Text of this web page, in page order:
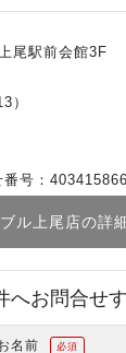
尾駅前会館3F
）
番号：
ル上尾店の詳
へお問合せ
名前 必須